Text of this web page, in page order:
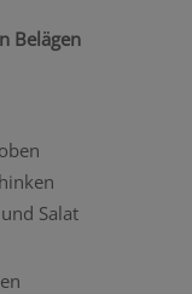
Belägen
Salat